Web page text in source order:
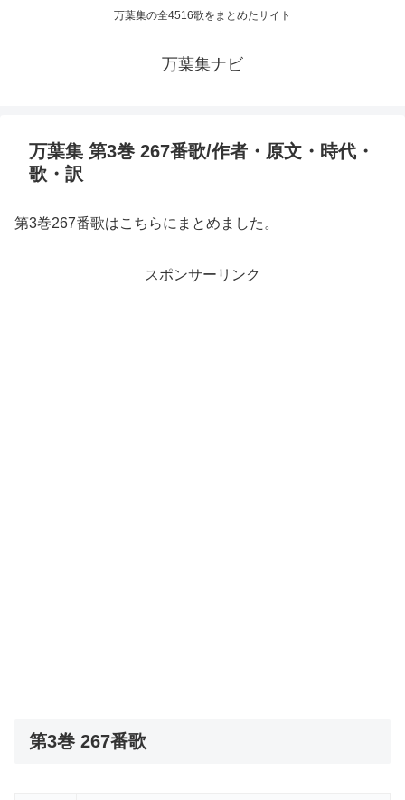
万葉集の全4516歌をまとめたサイト
万葉集ナビ
万葉集 第3巻 267番歌/作者・原文・時代・
歌・訳
第3巻267番歌はこちらにまとめました。
スポンサーリンク
第3巻 267番歌